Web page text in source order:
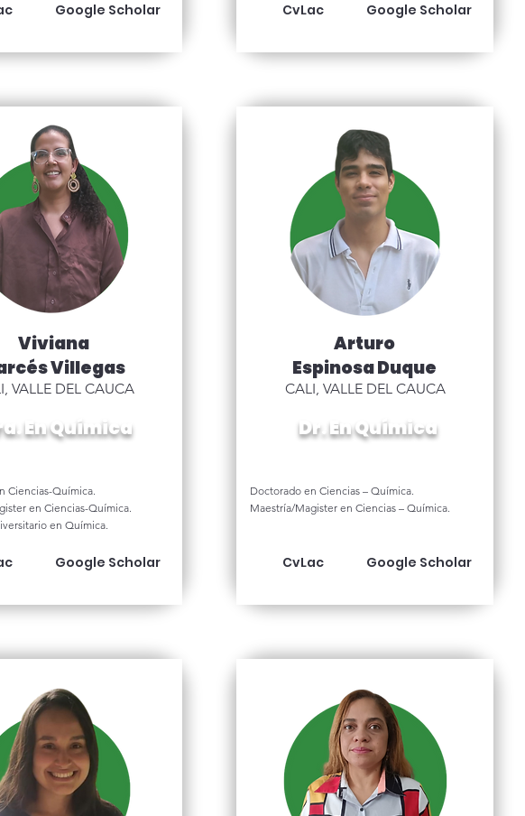
Google Scholar
Viviana
Villegas
VALLE DEL CAUCA
En Química
Ciencias-Química.
en Ciencias-Química.
en Química.
Google Scholar
CvLac Google Scholar
Arturo
Espinosa Duque
CALI, VALLE DEL CAUCA
Dr. En Química
Doctorado en Ciencias – Química.
Maestría/Magister en Ciencias – Química.
CvLac Google Scholar